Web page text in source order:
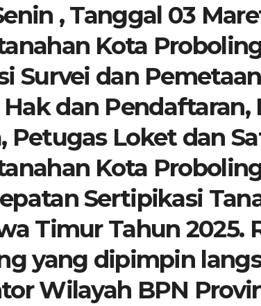
, Tanggal 03
Kota
Survei dan
dan Pendaftaran,
Petugas Loket dan
Kota
Sertipikasi
Timur Tahun 2025.
yang dipimpin
Wilayah BPN